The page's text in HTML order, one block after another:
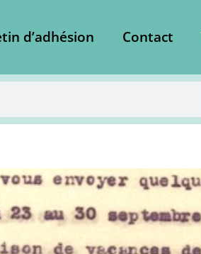
d’adhésion Contact